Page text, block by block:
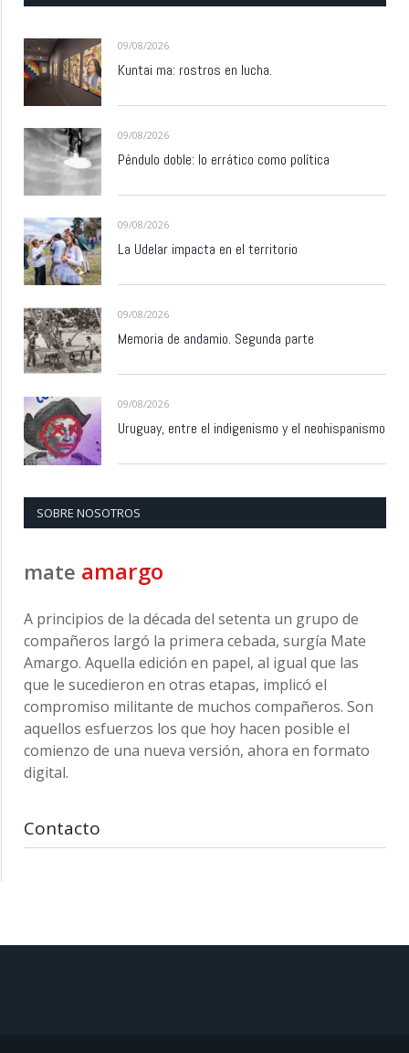
09/08/2026
Kuntai ma: rostros en lucha.
09/08/2026
Péndulo doble: lo errático como política
09/08/2026
La Udelar impacta en el territorio
09/08/2026
Memoria de andamio. Segunda parte
09/08/2026
Uruguay, entre el indigenismo y el neohispanismo
SOBRE NOSOTROS
mate amargo
A principios de la década del setenta un grupo de
compañeros largó la primera cebada, surgía Mate
Amargo. Aquella edición en papel, al igual que las
que le sucedieron en otras etapas, implicó el
compromiso militante de muchos compañeros. Son
aquellos esfuerzos los que hoy hacen posible el
comienzo de una nueva versión, ahora en formato
digital.
Contacto